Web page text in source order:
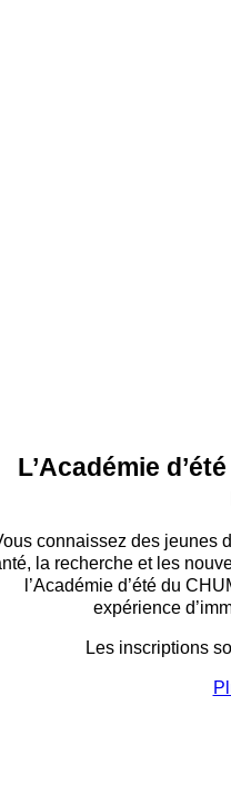
L’Académie
connaissez des jeunes
la recherche et les
l’Académie d’été du
expérience
Les inscriptions